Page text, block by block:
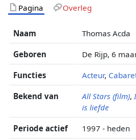
Pagina Overleg
Naam Thomas Acda
Geboren De Rijp, 6
Functies Acteur,
Bekend van All Stars (film),
is liefde
Periode actief 1997 - heden